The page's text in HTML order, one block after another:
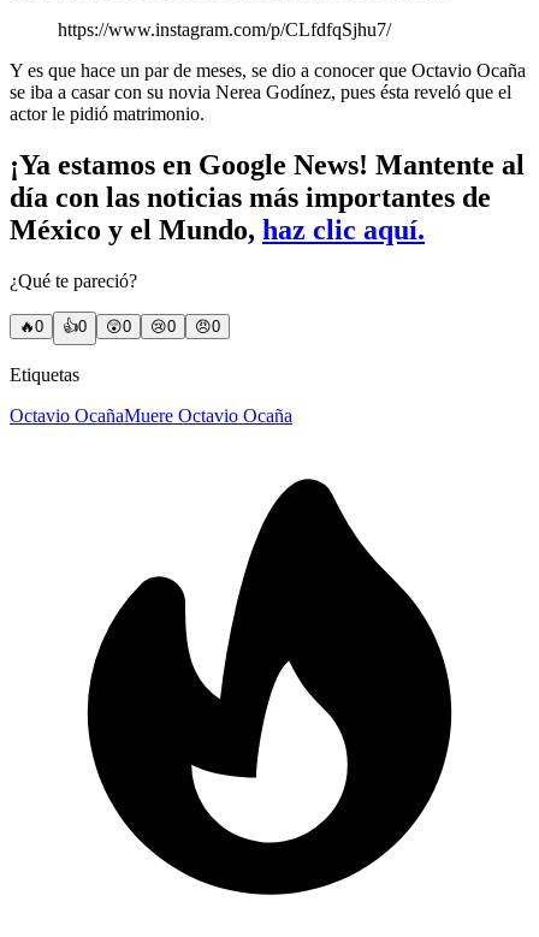
https://www.instagram.com/p/CLfdfqSjhu7/
Y es que hace un par de meses, se dio a conocer que Octavio Ocaña
se iba a casar con su novia Nerea Godínez, pues ésta reveló que el
actor le pidió matrimonio.
¡Ya estamos en Google News! Mantente al
día con las noticias más importantes de
México y el Mundo, haz clic aquí.
¿Qué te pareció?
🔥0 👍0 😲0 😢0 😠0
Etiquetas
Octavio OcañaMuere Octavio Ocaña